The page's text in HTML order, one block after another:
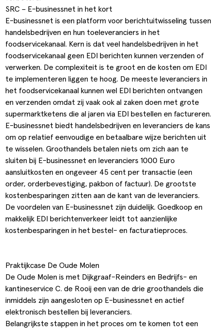
SRC – E-businessnet in het kort
E-businessnet is een platform voor berichtuitwisseling tussen
handelsbedrijven en hun toeleveranciers in het
foodservicekanaal. Kern is dat veel handelsbedrijven in het
foodservicekanaal geen EDI berichten kunnen verzenden of
verwerken. De complexiteit is te groot en de kosten om EDI
te implementeren liggen te hoog. De meeste leveranciers in
het foodservicekanaal kunnen wel EDI berichten ontvangen
en verzenden omdat zij vaak ook al zaken doen met grote
supermarktketens die al jaren via EDI bestellen en factureren.
E-businessnet biedt handelsbedrijven en leveranciers de kans
om op relatief eenvoudige en betaalbare wijze berichten uit
te wisselen. Groothandels betalen niets om zich aan te
sluiten bij E-businessnet en leveranciers 1000 Euro
aansluitkosten en ongeveer 45 cent per transactie (een
order, orderbevestiging, pakbon of factuur). De grootste
kostenbesparingen zitten aan de kant van de leveranciers.
De voordelen van E-businessnet zijn duidelijk. Goedkoop en
makkelijk EDI berichtenverkeer leidt tot aanzienlijke
kostenbesparingen in het bestel- en facturatieproces.
Praktijkcase De Oude Molen
De Oude Molen is met Dijkgraaf-Reinders en Bedrijfs- en
kantineservice C. de Rooij een van de drie groothandels die
inmiddels zijn aangesloten op E-businessnet en actief
elektronisch bestellen bij leveranciers.
Belangrijkste stappen in het proces om te komen tot een